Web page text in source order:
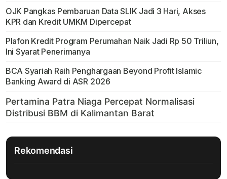
OJK Pangkas Pembaruan Data SLIK Jadi 3 Hari, Akses
KPR dan Kredit UMKM Dipercepat
Plafon Kredit Program Perumahan Naik Jadi Rp 50 Triliun,
Ini Syarat Penerimanya
BCA Syariah Raih Penghargaan Beyond Profit Islamic
Banking Award di ASR 2026
Rekomendasi